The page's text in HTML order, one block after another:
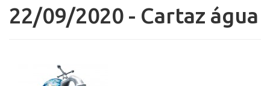
22/09/2020 - Cartaz água